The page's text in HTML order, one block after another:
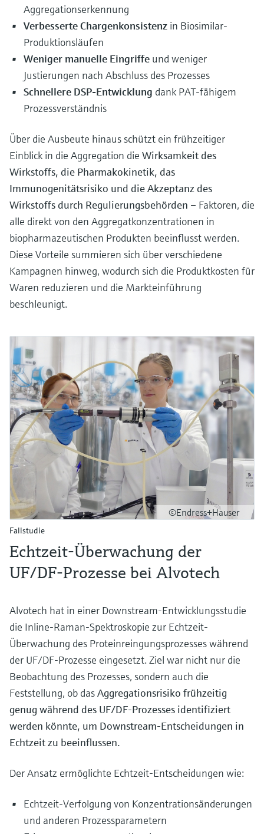
Aggregationserkennung
Verbesserte Chargenkonsistenz in Biosimilar-
Produktionsläufen
Weniger manuelle Eingriffe und weniger
Justierungen nach Abschluss des Prozesses
Schnellere DSP-Entwicklung dank PAT-fähigem
Prozessverständnis
Über die Ausbeute hinaus schützt ein frühzeitiger
Einblick in die Aggregation die Wirksamkeit des
Wirkstoffs, die Pharmakokinetik, das
Immunogenitätsrisiko und die Akzeptanz des
Wirkstoffs durch Regulierungsbehörden – Faktoren, die
alle direkt von den Aggregatkonzentrationen in
biopharmazeutischen Produkten beeinflusst werden.
Diese Vorteile summieren sich über verschiedene
Kampagnen hinweg, wodurch sich die Produktkosten für
Waren reduzieren und die Markteinführung
beschleunigt.
©Endress+Hauser
Fallstudie
Echtzeit-Überwachung der
UF/DF-Prozesse bei Alvotech
Alvotech hat in einer Downstream-Entwicklungsstudie
die Inline-Raman-Spektroskopie zur Echtzeit-
Überwachung des Proteinreingungsprozesses während
der UF/DF-Prozesse eingesetzt. Ziel war nicht nur die
Beobachtung des Prozesses, sondern auch die
Feststellung, ob dasAggregationsrisiko frühzeitig
genug während des UF/DF-Prozesses identifiziert
werden könnte, um Downstream-Entscheidungen in
Echtzeit zu beeinflussen.
Der Ansatz ermöglichte Echtzeit-Entscheidungen wie:
Echtzeit-Verfolgung von Konzentrationsänderungen
und anderen Prozessparametern